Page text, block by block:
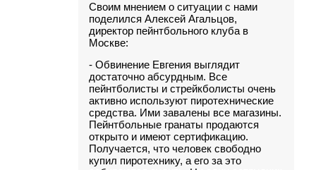
Своим мнением о ситуации с нами
поделился Алексей Агальцов,
директор пейнтбольного клуба в
Москве:
- Обвинение Евгения выглядит
достаточно абсурдным. Все
пейнтболисты и стрейкболисты очень
активно используют пиротехнические
средства. Ими завалены все магазины.
Пейнтбольные гранаты продаются
открыто и имеют сертификацию.
Получается, что человек свободно
купил пиротехнику, а его за это